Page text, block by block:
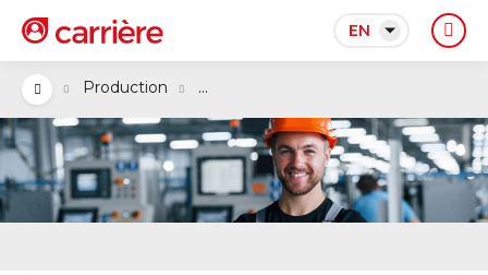
EN
Production ...